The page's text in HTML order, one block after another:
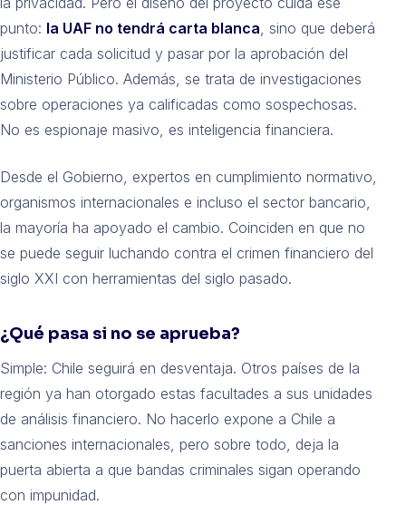
punto: la UAF no tendrá carta blanca, sino que deberá
justificar cada solicitud y pasar por la aprobación del
Ministerio Público. Además, se trata de investigaciones
sobre operaciones ya calificadas como sospechosas.
No es espionaje masivo, es inteligencia financiera.
Desde el Gobierno, expertos en cumplimiento normativo,
organismos internacionales e incluso el sector bancario,
la mayoría ha apoyado el cambio. Coinciden en que no
se puede seguir luchando contra el crimen financiero del
siglo XXI con herramientas del siglo pasado.
¿Qué pasa si no se aprueba?
Simple: Chile seguirá en desventaja. Otros países de la
región ya han otorgado estas facultades a sus unidades
de análisis financiero. No hacerlo expone a Chile a
sanciones internacionales, pero sobre todo, deja la
puerta abierta a que bandas criminales sigan operando
con impunidad.